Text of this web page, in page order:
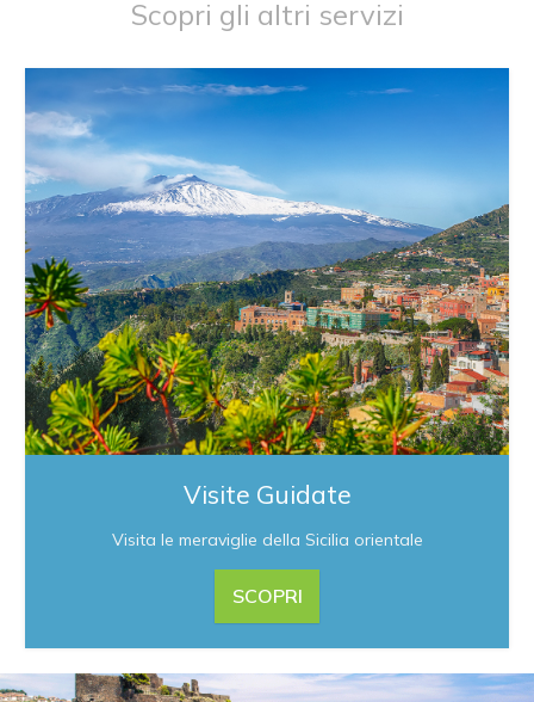
Scopri gli altri servizi
Visite Guidate
Visita le meraviglie della Sicilia orientale
SCOPRI